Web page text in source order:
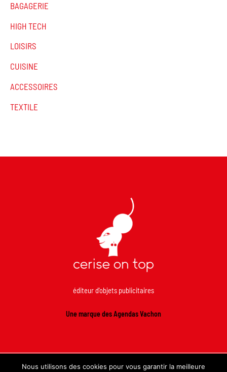
BAGAGERIE
HIGH TECH
LOISIRS
CUISINE
ACCESSOIRES
TEXTILE
éditeur d'objets publicitaires
Une marque des Agendas Vachon
Nous utilisons des cookies pour vous garantir la meilleure